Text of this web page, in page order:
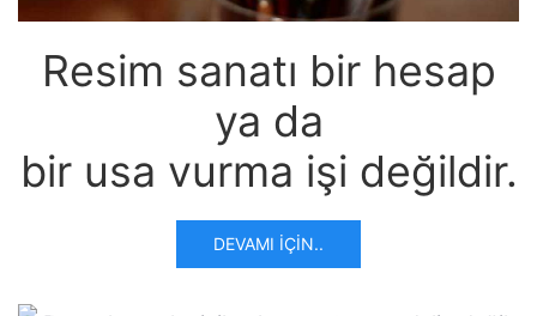
Resim sanatı bir hesap
ya da
bir usa vurma işi değildir.
DEVAMI İÇIN..